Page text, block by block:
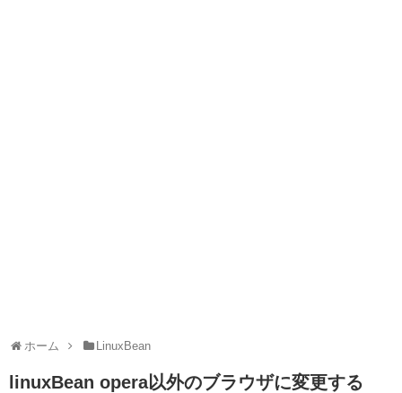
ホーム LinuxBean
linuxBean opera以外のブラウザに変更する